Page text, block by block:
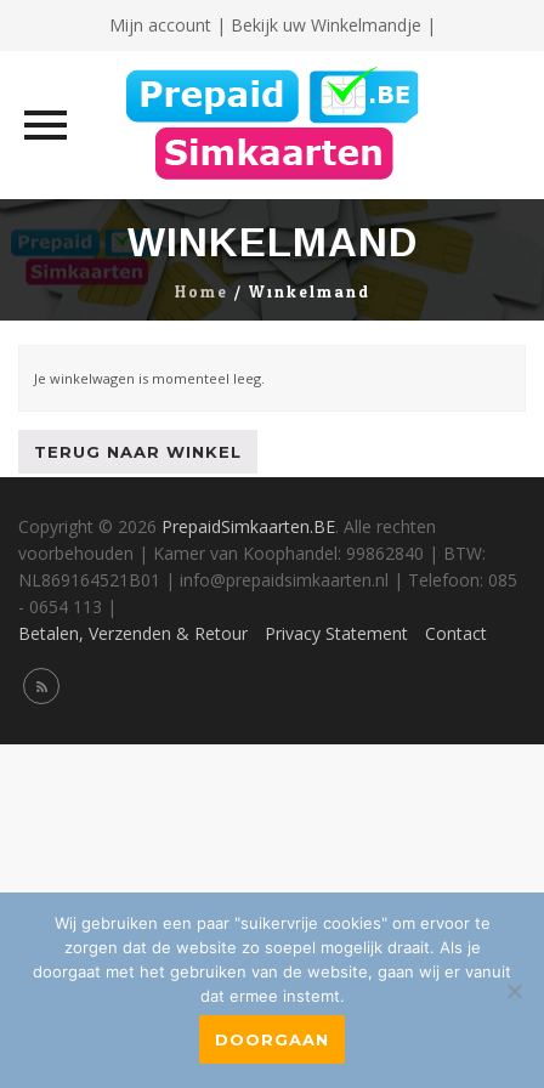
Mijn account| Bekijk uw Winkelmandje |
Skip
to
content
WINKELMAND
Home/ Winkelmand
Je winkelwagen is momenteel leeg.
TERUG NAAR WINKEL
Copyright © 2026 PrepaidSimkaarten.BE. Alle rechten
voorbehouden | Kamer van Koophandel: 99862840 | BTW:
NL869164521B01 | info@prepaidsimkaarten.nl | Telefoon: 085
- 0654 113 |
Betalen, Verzenden & Retour
Privacy Statement Contact
Wij gebruiken een paar "suikervrije cookies" om ervoor te
zorgen dat de website zo soepel mogelijk draait. Als je
doorgaat met het gebruiken van de website, gaan wij er vanuit
dat ermee instemt.
DOORGAAN